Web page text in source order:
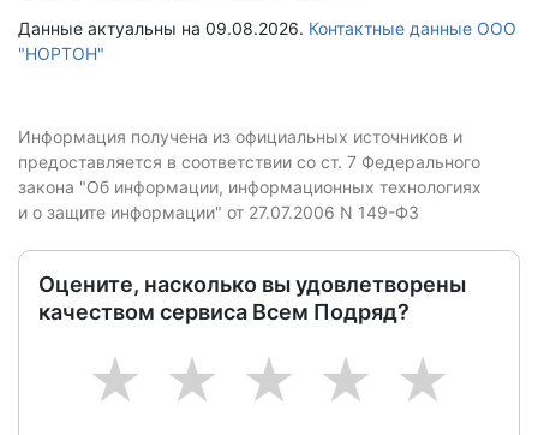
Данные актуальны на 09.08.2026. Контактные данные ООО
"НОРТОН"
Информация получена из официальных источников и
предоставляется в соответствии со ст. 7 Федерального
закона "Об информации, информационных технологиях
и о защите информации" от 27.07.2006 N 149-ФЗ
Оцените, насколько вы удовлетворены
качеством сервиса Всем Подряд?
5
4
3
2
1